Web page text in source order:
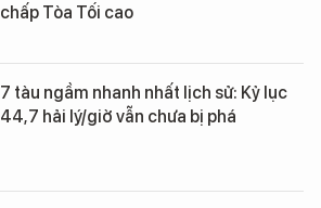
chấp Tòa Tối cao
7 tàu ngầm nhanh nhất lịch sử: Kỷ lục
44,7 hải lý/giờ vẫn chưa bị phá